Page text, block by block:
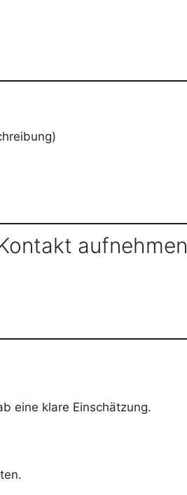
aufnehmen
eine klare Einschätzung.